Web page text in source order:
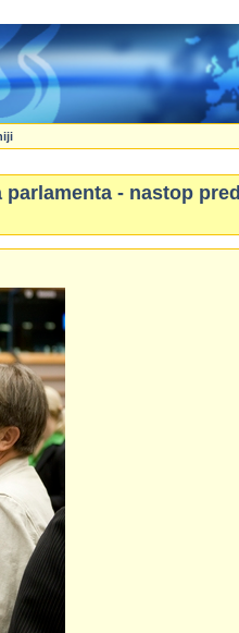
- nastop